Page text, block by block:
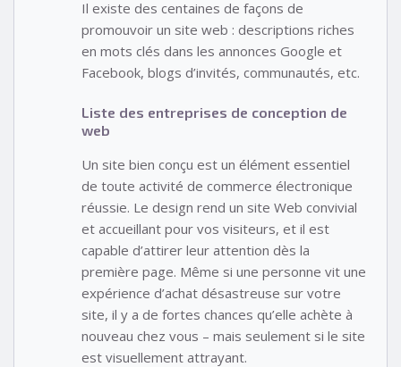
Il existe des centaines de façons de
promouvoir un site web : descriptions riches
en mots clés dans les annonces Google et
Facebook, blogs d’invités, communautés, etc.
Liste des entreprises de conception de
web
Un site bien conçu est un élément essentiel
de toute activité de commerce électronique
réussie. Le design rend un site Web convivial
et accueillant pour vos visiteurs, et il est
capable d’attirer leur attention dès la
première page. Même si une personne vit une
expérience d’achat désastreuse sur votre
site, il y a de fortes chances qu’elle achète à
nouveau chez vous – mais seulement si le site
est visuellement attrayant.